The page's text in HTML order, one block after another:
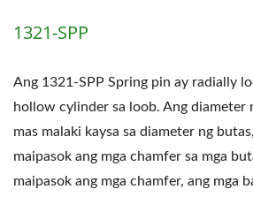
1321-SPP
Ang 1321-SPP Spring pin ay radially
hollow cylinder sa loob. Ang diameter
mas malaki kaysa sa diameter ng
maipasok ang mga chamfer sa mga
maipasok ang mga chamfer, ang mga